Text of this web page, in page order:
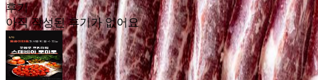
후기
아직 작성된 후기가 없어요